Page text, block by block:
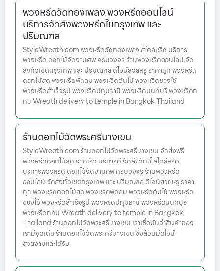
พวงหรีดวัดทองเพลง พวงหรีดออนไลน์
บริการจัดส่งพวงหรีดในกรุงเทพ และ
ปริมณฑล
StyleWreath.com พวงหรีดวัดทองเพลง สไตล์หรีด บริการ
พวงหรีด ดอกไม้จัดงานศพ ครบวงจร ร้านพวงหรีดออนไลน์ จัด
ส่งทั่วเขตกรุงเทพ และ ปริมณฑล ดีไซน์สวยหรู ราคาถูก พวงหรีด
ดอกไม้สด พวงหรีดพัดลม พวงหรีดต้นไม้ พวงหรีดของใช้
พวงหรีดสำเร็จรูป พวงหรีดปทุมธานี พวงหรีดนนทบุรี พวงหรีดก
ทม Wreath delivery to temple in Bangkok Thailand
ร้านดอกไม้วัดพระศรีบางเขน
StyleWreath.com ร้านดอกไม้วัดพระศรีบางเขน จัดส่งฟรี
พวงหรีดดอกไม้สด รวดเร็ว บริการดี จัดส่งวันนี้ สไตล์หรีด
บริการพวงหรีด ดอกไม้จัดงานศพ ครบวงจร ร้านพวงหรีด
ออนไลน์ จัดส่งทั่วเขตกรุงเทพ และ ปริมณฑล ดีไซน์สวยหรู ราคา
ถูก พวงหรีดดอกไม้สด พวงหรีดพัดลม พวงหรีดต้นไม้ พวงหรีด
ของใช้ พวงหรีดสำเร็จรูป พวงหรีดปทุมธานี พวงหรีดนนทบุรี
พวงหรีดกทม Wreath delivery to temple in Bangkok
Thailand ร้านดอกไม้วัดพระศรีบางเขน เราเชื่อมั่นว่าสินค้าของ
เรามีจุดเด่น ร้านดอกไม้วัดพระศรีบางเขน ซึ่งล้วนมีดีไซน์
สวยงามและได้รับ